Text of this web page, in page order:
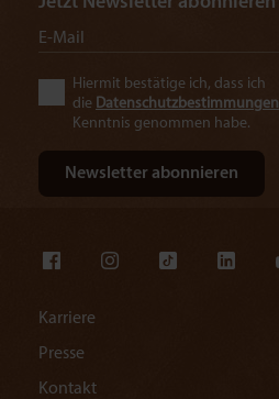
Karriere
Presse
Kontakt
Hiermit bestätige ich, dass ich
die Datenschutzbestimmungen
Kenntnis genommen habe.